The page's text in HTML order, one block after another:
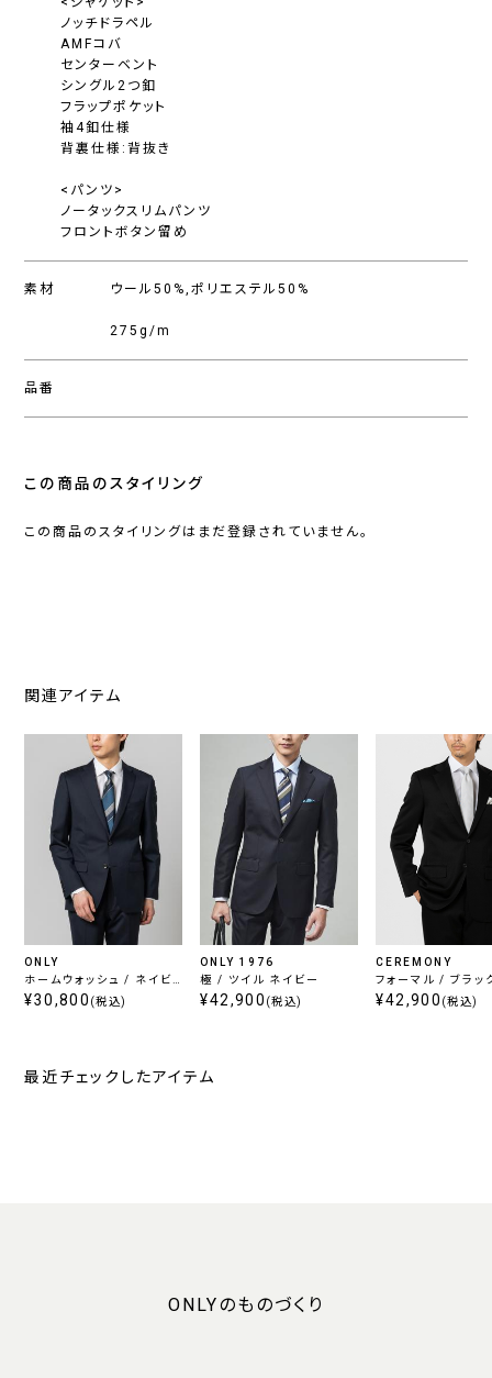
ノッチドラペル
AMFコバ
センターベント
シングル2つ釦
フラップポケット
袖4釦仕様
背裏仕様:背抜き
<パンツ>
ノータックスリムパンツ
フロントボタン留め
素材 ウール50%,ポリエステル50%
275g/m
品番
この商品のスタイリング
この商品のスタイリングはまだ登録されていません。
関連アイテム
ONLY
ホームウォッシュ / ネイビ
ー無地
¥30,800 (税込)
ONLY 1976
極 / ツイル ネイビー
¥42,900 (税込)
CEREMONY
フォーマル / ブラッ
ツ
¥42,900 (税込)
最近チェックしたアイテム
ONLYのものづくり